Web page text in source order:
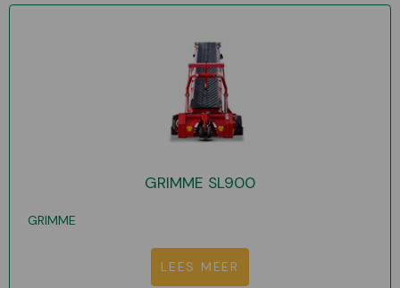
GRIMME SL900
GRIMME
LEES MEER